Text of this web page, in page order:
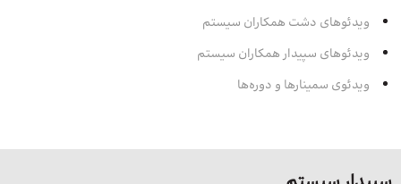
ویدئوهای دشت همکاران سیستم
ویدئوهای سپیدار همکاران سیستم
ویدئوی سمینارها و دوره‌ها